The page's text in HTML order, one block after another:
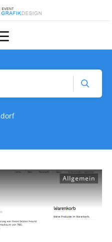
Allgemein